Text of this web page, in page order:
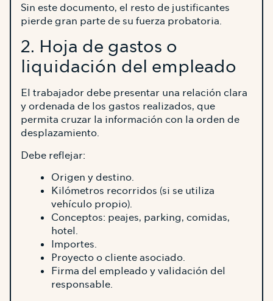
Sin este documento, el resto de justificantes
pierde gran parte de su fuerza probatoria.
2. Hoja de gastos o
liquidación del empleado
El trabajador debe presentar una relación clara
y ordenada de los gastos realizados, que
permita cruzar la información con la orden de
desplazamiento.
Debe reflejar:
Origen y destino.
Kilómetros recorridos (si se utiliza
vehículo propio).
Conceptos: peajes, parking, comidas,
hotel.
Importes.
Proyecto o cliente asociado.
Firma del empleado y validación del
responsable.